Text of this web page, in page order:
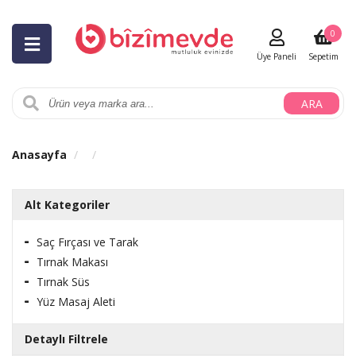
ARA
Üye Paneli Sepetim
0
Anasayfa
Alt Kategoriler
Saç Fırçası ve Tarak
Tırnak Makası
Tırnak Süs
Yüz Masaj Aleti
Detaylı Filtrele